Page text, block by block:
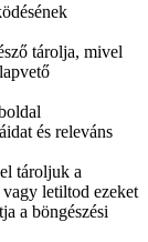
tárolja, mivel
és releváns
tároljuk a
letiltod ezeket
a böngészési